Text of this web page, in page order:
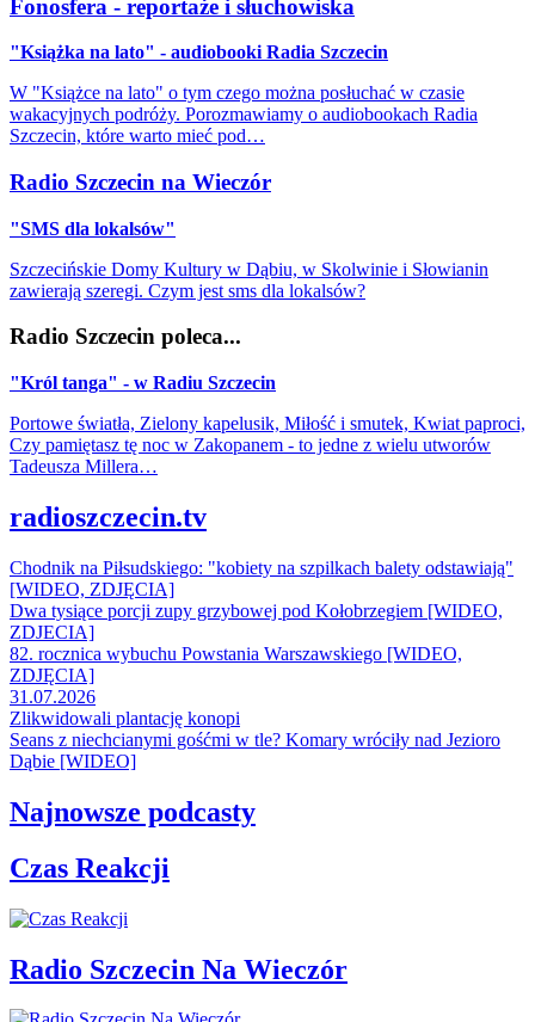
Fonosfera - reportaże i słuchowiska
"Książka na lato" - audiobooki Radia Szczecin
W "Książce na lato" o tym czego można posłuchać w czasie
wakacyjnych podróży. Porozmawiamy o audiobookach Radia
Szczecin, które warto mieć pod…
Radio Szczecin na Wieczór
"SMS dla lokalsów"
Szczecińskie Domy Kultury w Dąbiu, w Skolwinie i Słowianin
zawierają szeregi. Czym jest sms dla lokalsów?
Radio Szczecin poleca...
"Król tanga" - w Radiu Szczecin
Portowe światła, Zielony kapelusik, Miłość i smutek, Kwiat paproci,
Czy pamiętasz tę noc w Zakopanem - to jedne z wielu utworów
Tadeusza Millera…
radioszczecin.tv
Chodnik na Piłsudskiego: "kobiety na szpilkach balety odstawiają"
[WIDEO, ZDJĘCIA]
Dwa tysiące porcji zupy grzybowej pod Kołobrzegiem [WIDEO,
ZDJECIA]
82. rocznica wybuchu Powstania Warszawskiego [WIDEO,
ZDJĘCIA]
31.07.2026
Zlikwidowali plantację konopi
Seans z niechcianymi gośćmi w tle? Komary wróciły nad Jezioro
Dąbie [WIDEO]
Najnowsze podcasty
Czas Reakcji
Radio Szczecin Na Wieczór